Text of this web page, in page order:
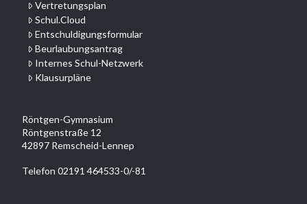
Vertretungsplan
Schul.Cloud
Entschuldigungsformular
Beurlaubungsantrag
Internes Schul-Netzwerk
Klausurpläne
Röntgen-Gymnasium
Röntgenstraße 12
42897 Remscheid-Lennep
Telefon 02191 464533-0/-81